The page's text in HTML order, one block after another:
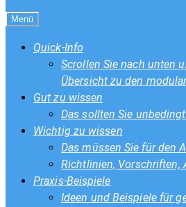
Menü
Quick-Info
Scrollen Sie nach unten
Übersicht zu den
Gut zu wissen
Das sollten Sie
Wichtig zu wissen
Das müssen Sie für den
Richtlinien, Vorschriften,
Praxis-Beispiele
Ideen und Beispiele für